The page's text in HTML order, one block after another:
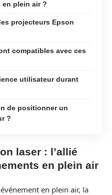
en plein air ?
projecteurs Epson
compatibles avec ces
utilisateur durant
de positionner un
?
laser : l’allié
en plein air
en plein air, la